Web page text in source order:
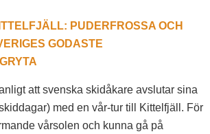
PUDERFROSSA OCH
GODASTE
att svenska skidåkare avslutar sina
med en vår-tur till Kittelfjäll. För
vårsolen och kunna gå på